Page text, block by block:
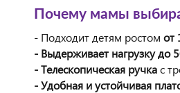
Почему мамы
- Подходит детям ростом от
- Выдерживает нагрузку до
- Телескопическая ручкас
- Удобная и устойчивая